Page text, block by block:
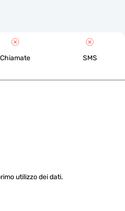
Chiamate SMS
utilizzo dei dati.